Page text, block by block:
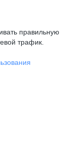
правильную
трафик.